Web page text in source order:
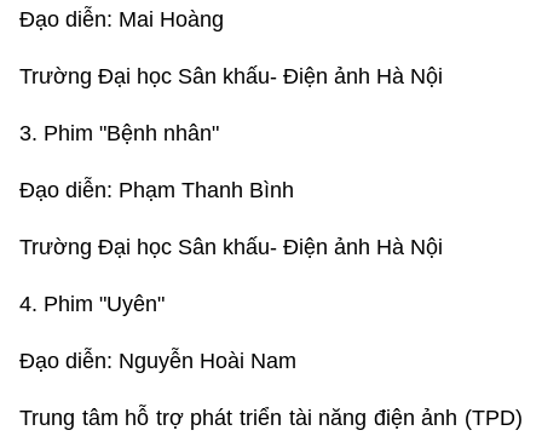
Đạo diễn: Mai Hoàng
Trường Đại học Sân khấu- Điện ảnh Hà Nội
3. Phim "Bệnh nhân"
Đạo diễn: Phạm Thanh Bình
Trường Đại học Sân khấu- Điện ảnh Hà Nội
4. Phim "Uyên"
Đạo diễn: Nguyễn Hoài Nam
Trung tâm hỗ trợ phát triển tài năng điện ảnh (TPD)